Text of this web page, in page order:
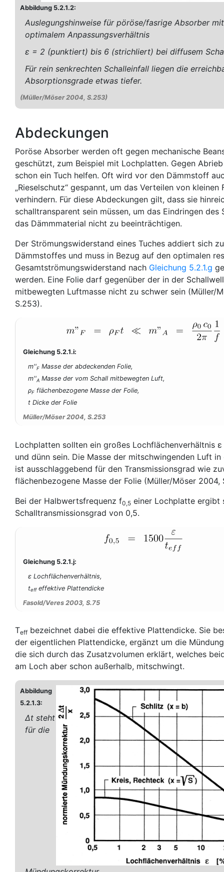
Abbildung 5.2.1.2:
Auslegungshinweise für pöröse/fasrige Absorber mit
optimalem Anpassungsverhältnis
ε = 2 (punktiert) bis 6 (strichliert) bei diffusem
Für rein senkrechten Schalleinfall liegen die
Absorptionsgrade etwas tiefer.
(Müller/Möser 2004, S.253)
Abdeckungen
Poröse Absorber werden oft gegen mechanische
geschützt, zum Beispiel mit Lochplatten. Gegen
schon ein Tuch helfen. Oft wird vor den Dämmstoff
„Rieselschutz“ gespannt, um das Verteilen von kleinen
verhindern. Für diese Abdeckungen gilt, dass sie
schalltransparent sein müssen, um das Eindringen des
das Dämmmaterial nicht zu beeinträchtigen.
Der Strömungswiderstand eines Tuches addiert sich
Dämmstoffes und muss in Bezug auf den optimalen
Gesamtströmungswiderstand nach Gleichung 5.2.1.g
werden. Eine Folie darf gegenüber der in der
mitbewegten Luftmasse nicht zu schwer sein (Müller/
S.253).
Gleichung 5.2.1.i:
m''F Masse der abdeckenden Folie,
m''A Masse der vom Schall mitbewegten Luft,
ρF flächenbezogene Masse der Folie,
t Dicke der Folie
Müller/Möser 2004, S.253
Lochplatten sollten ein großes Lochflächenverhältnis
und dünn sein. Die Masse der mitschwingenden Luft in
ist ausschlaggebend für den Transmissionsgrad wie
flächenbezogene Masse der Folie (Müller/Möser 2004,
Bei der Halbwertsfrequenz f0,5 einer Lochplatte ergibt
Schalltransmissionsgrad von 0,5.
Gleichung 5.2.1.j:
ε Lochflächenverhältnis,
teffeffektive Plattendicke
Fasold/Veres 2003, S.75
Teff bezeichnet dabei die effektive Plattendicke. Sie
der eigentlichen Plattendicke, ergänzt um die
die sich durch das Zusatzvolumen erklärt, welches
am Loch aber schon außerhalb, mitschwingt.
Abbildung
5.2.1.3:
Δt steht
für die